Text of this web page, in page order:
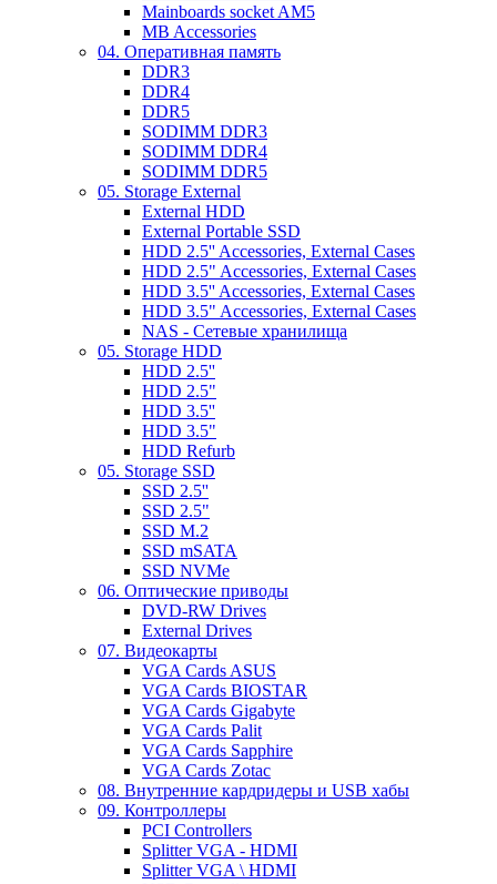
Mainboards socket AM5
MB Accessories
04. Оперативная память
DDR3
DDR4
DDR5
SODIMM DDR3
SODIMM DDR4
SODIMM DDR5
05. Storage External
External HDD
External Portable SSD
HDD 2.5'' Accessories, External Cases
HDD 2.5" Accessories, External Cases
HDD 3.5'' Accessories, External Cases
HDD 3.5" Accessories, External Cases
NAS - Сетевые хранилища
05. Storage HDD
HDD 2.5''
HDD 2.5"
HDD 3.5''
HDD 3.5"
HDD Refurb
05. Storage SSD
SSD 2.5''
SSD 2.5"
SSD M.2
SSD mSATA
SSD NVMe
06. Оптические приводы
DVD-RW Drives
External Drives
07. Видеокарты
VGA Cards ASUS
VGA Cards BIOSTAR
VGA Cards Gigabyte
VGA Cards Palit
VGA Cards Sapphire
VGA Cards Zotac
08. Внутренние кардридеры и USB хабы
09. Контроллеры
PCI Controllers
Splitter VGA - HDMI
Splitter VGA \ HDMI